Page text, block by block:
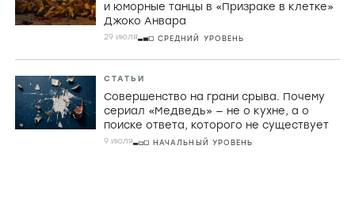
и юморные танцы в «Призраке в клетке»
Джоко Анвара
29 июля СРЕДНИЙ УРОВЕНЬ
СТАТЬИ
Совершенство на грани срыва. Почему
сериал «Медведь» — не о кухне, а о
поиске ответа, которого не существует
9 июля НАЧАЛЬНЫЙ УРОВЕНЬ